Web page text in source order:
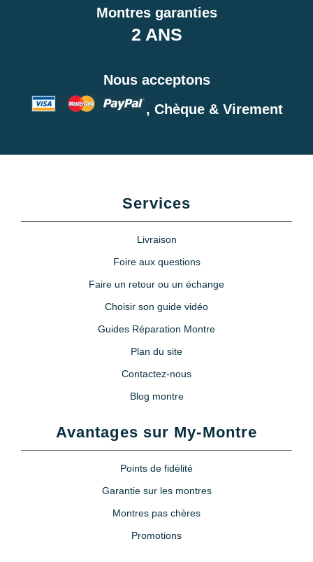
Montres garanties
2 ANS
Nous acceptons
, Chèque & Virement
Services
Livraison
Foire aux questions
Faire un retour ou un échange
Choisir son guide vidéo
Guides Réparation Montre
Plan du site
Contactez-nous
Blog montre
Avantages sur My-Montre
Points de fidélité
Garantie sur les montres
Montres pas chères
Promotions